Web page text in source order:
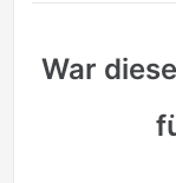
War